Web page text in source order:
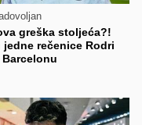
greška stoljeća?!
jedne rečenice Rodri
Barcelonu